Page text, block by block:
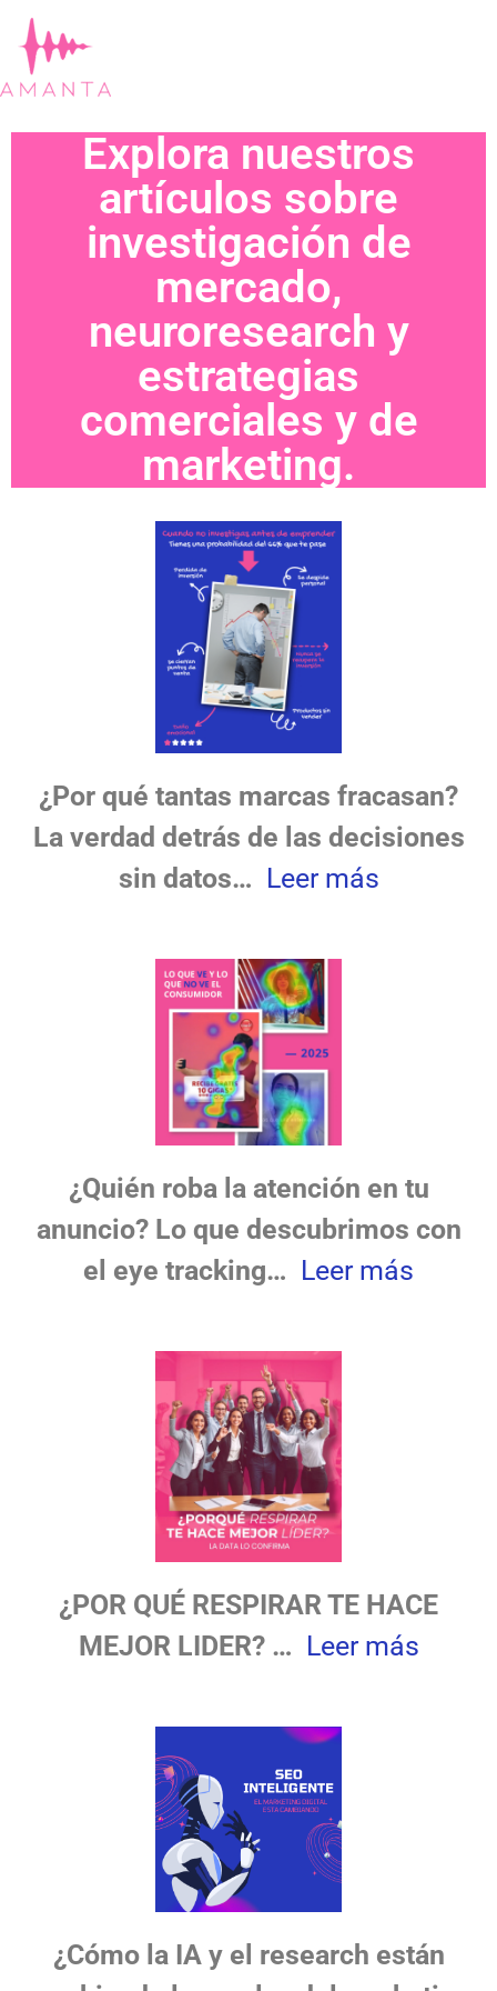
Explora nuestros
artículos sobre
investigación de
mercado,
neuroresearch y
estrategias
comerciales y de
marketing.
¿Por qué tantas marcas fracasan?
La verdad detrás de las decisiones
sin datos… Leer más
¿Quién roba la atención en tu
anuncio? Lo que descubrimos con
el eye tracking… Leer más
¿POR QUÉ RESPIRAR TE HACE
MEJOR LIDER? … Leer más
¿Cómo la IA y el research están